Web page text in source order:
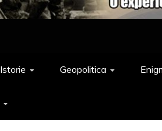
Istorie Geopolitica